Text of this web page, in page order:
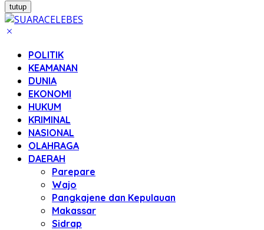
tutup
POLITIK
KEAMANAN
DUNIA
EKONOMI
HUKUM
KRIMINAL
NASIONAL
OLAHRAGA
DAERAH
Parepare
Wajo
Pangkajene dan Kepulauan
Makassar
Sidrap